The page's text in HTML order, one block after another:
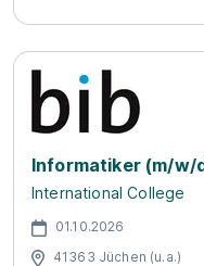
Informatiker (m/w/
International College
01.10.2026
41363 Jüchen (u.a.)